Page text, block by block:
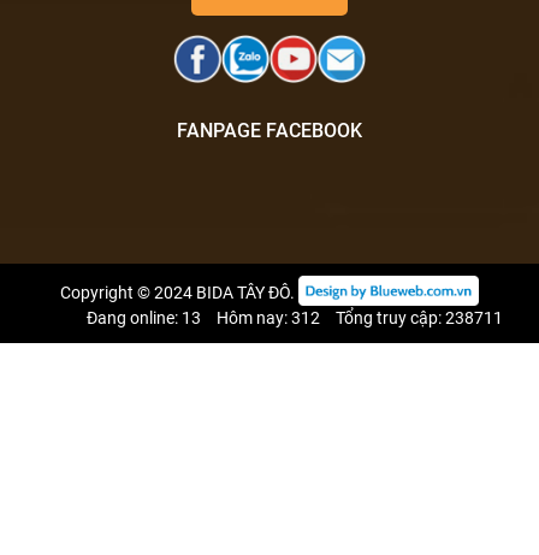
FANPAGE FACEBOOK
Copyright © 2024 BIDA TÂY ĐÔ.
Đang online: 13
Hôm nay: 312 Tổng truy cập: 238711